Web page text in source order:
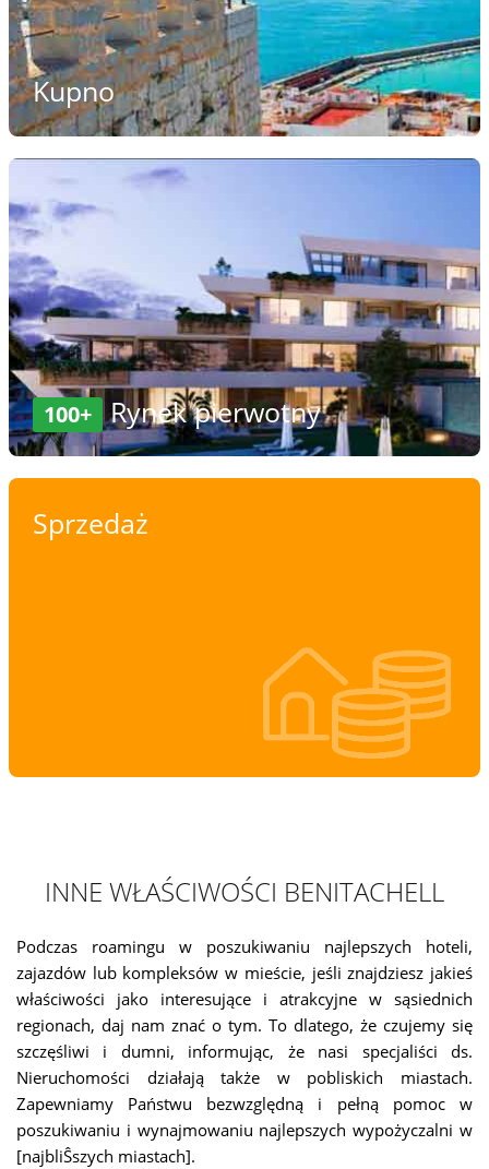
Kupno
100+ Rynek pierwotny
Sprzedaż
INNE WŁAŚCIWOŚCI BENITACHELL
Podczas roamingu w poszukiwaniu najlepszych hoteli,
zajazdów lub kompleksów w mieście, jeśli znajdziesz jakieś
właściwości jako interesujące i atrakcyjne w sąsiednich
regionach, daj nam znać o tym. To dlatego, że czujemy się
szczęśliwi i dumni, informując, że nasi specjaliści ds.
Nieruchomości działają także w pobliskich miastach.
Zapewniamy Państwu bezwzględną i pełną pomoc w
poszukiwaniu i wynajmowaniu najlepszych wypożyczalni w
[najbliŜszych miastach].